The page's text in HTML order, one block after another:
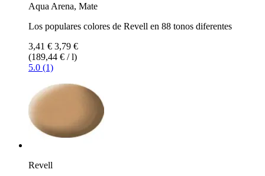
Aqua Arena, Mate
Los populares colores de Revell en 88 tonos diferentes
3,41 € 3,79 €
(189,44 € / l)
5.0 (1)
Revell